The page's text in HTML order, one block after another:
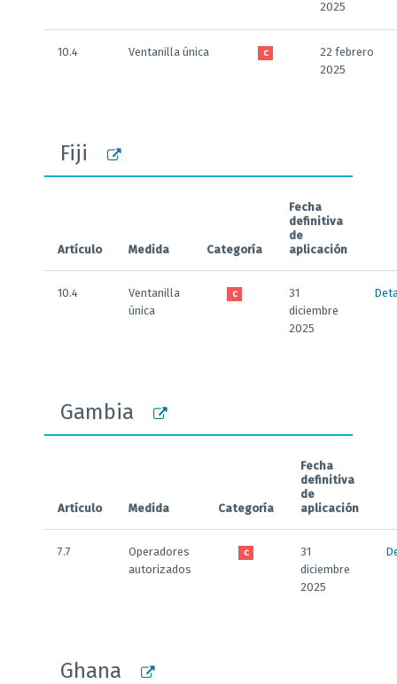
2025
10.4 Ventanilla única C
22 febrero
2025
Fiji
Artículo Medida Categoría
Fecha
definitiva
de
aplicación
10.4
Ventanilla
única
C
31
diciembre
2025
Gambia
Artículo Medida Categoría
Fecha
definitiva
de
aplicación
7.7
Operadores
autorizados
C
31
diciembre
2025
Ghana